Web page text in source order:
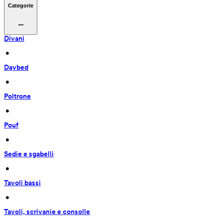
Categorie
Divani
•
Daybed
•
Poltrone
•
Pouf
•
Sedie e sgabelli
•
Tavoli bassi
•
Tavoli, scrivanie e consolle